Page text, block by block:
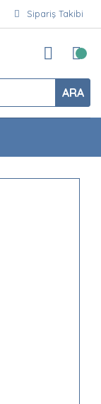
Sipariş Takibi
ARA